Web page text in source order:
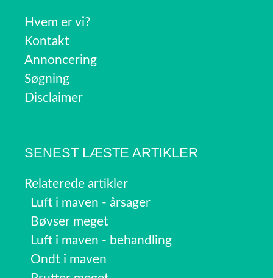
Hvem er vi?
Kontakt
Annoncering
Søgning
Disclaimer
SENEST LÆSTE ARTIKLER
Relaterede artikler
Luft i maven - årsager
Bøvser meget
Luft i maven - behandling
Ondt i maven